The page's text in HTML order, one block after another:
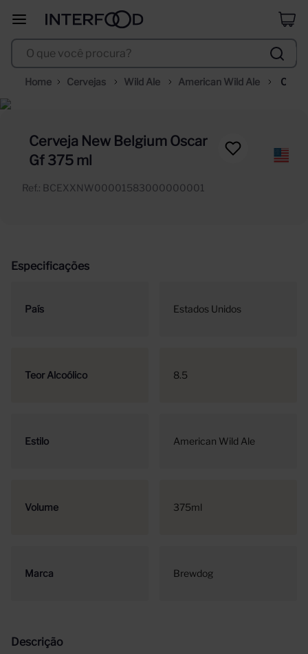
O que você procura?
Cervejas Wild Ale American Wild Ale
Oscar
Cerveja New Belgium Oscar
Gf 375 ml
Ref. : BCEXXNW00001583000000001
Especificações
País Estados Unidos
Teor Alcoólico 8.5
Estilo American Wild Ale
Volume 375ml
Marca Brewdog
Descrição
º duff
corpus astral
10ºsanta helena